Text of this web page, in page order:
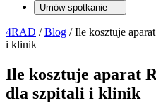
Umów spotkanie
4RAD /Blog /Ile kosztuje
i klinik
Ile kosztuje aparat
dla szpitali i klinik